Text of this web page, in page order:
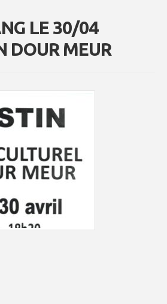
LE 30/04
DOUR MEUR